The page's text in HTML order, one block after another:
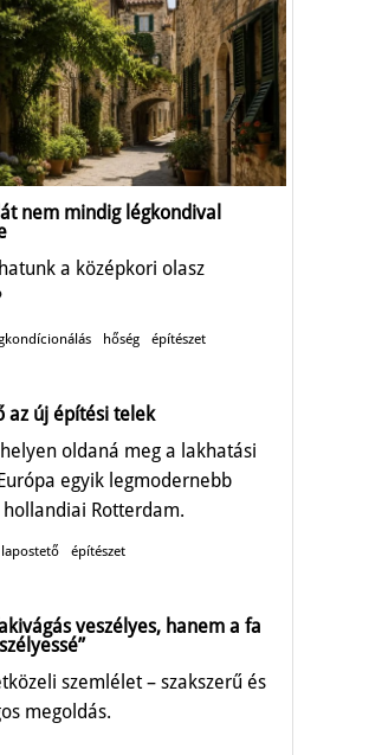
nem mindig légkondival
a középkori olasz
hőség építészet
az új építési telek
oldaná meg a lakhatási
egyik legmodernebb
Rotterdam.
lapostető építészet
veszélyes, hanem a fa
szemlélet – szakszerű és
megoldás.